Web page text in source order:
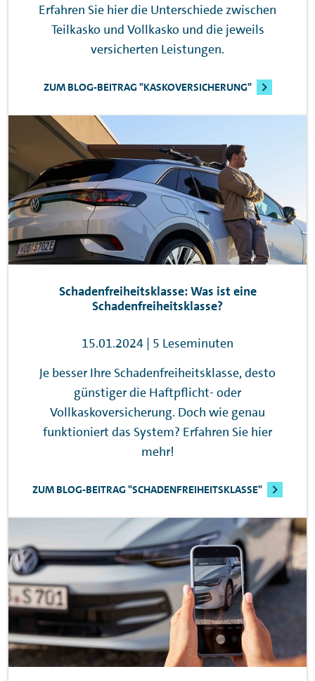
Erfahren Sie hier die Unterschiede zwischen
Teilkasko und Vollkasko und die jeweils
versicherten Leistungen.
ZUM BLOG-BEITRAG "KASKOVERSICHERUNG"
Schadenfreiheitsklasse: Was ist eine
Schadenfreiheitsklasse?
15.01.2024 | 5 Leseminuten
Je besser Ihre Schadenfreiheitsklasse, desto
günstiger die Haftpflicht- oder
Vollkaskoversicherung. Doch wie genau
funktioniert das System? Erfahren Sie hier
mehr!
ZUM BLOG-BEITRAG "SCHADENFREIHEITSKLASSE"